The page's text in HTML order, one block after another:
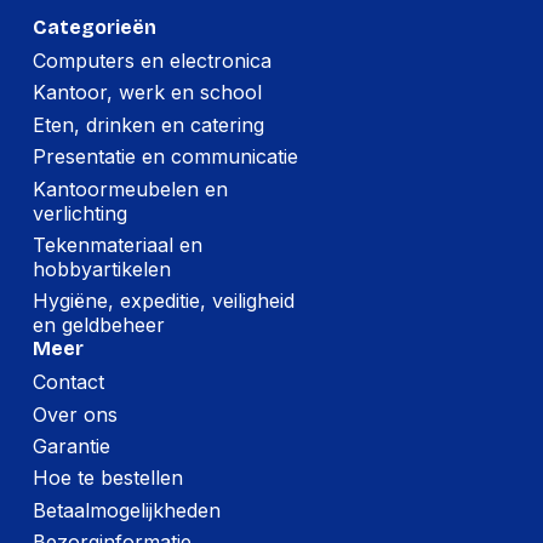
Categorieën
Computers en electronica
Kantoor, werk en school
Eten, drinken en catering
Presentatie en communicatie
Kantoormeubelen en
verlichting
Tekenmateriaal en
hobbyartikelen
Hygiëne, expeditie, veiligheid
en geldbeheer
Meer
Contact
Over ons
Garantie
Hoe te bestellen
Betaalmogelijkheden